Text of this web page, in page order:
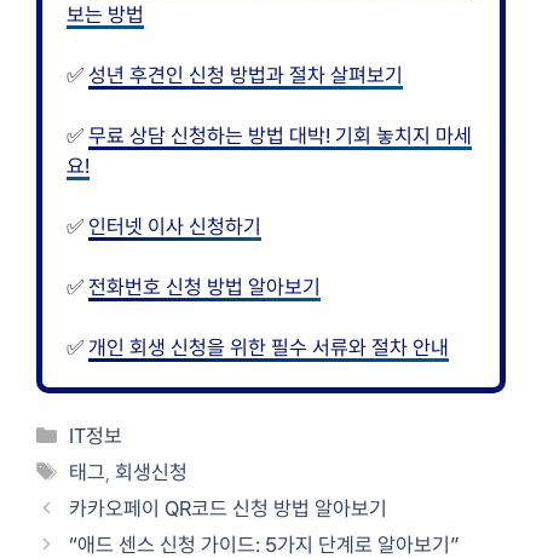
보는 방법
✅ 성년 후견인 신청 방법과 절차 살펴보기
✅ 무료 상담 신청하는 방법 대박! 기회 놓치지 마세
요!
✅ 인터넷 이사 신청하기
✅ 전화번호 신청 방법 알아보기
✅ 개인 회생 신청을 위한 필수 서류와 절차 안내
카
테
리
IT정보
태
그
태그 ,회생신청
카카오페이 QR코드 신청 방법 알아보기
“애드 센스 신청 가이드: 5가지 단계로 알아보기”